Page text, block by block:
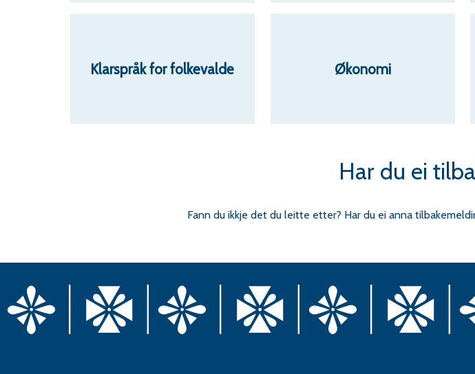
Klarspråk for folkevalde Økonomi
Har du ei
Fann du ikkje det du leitte etter? Har du ei anna